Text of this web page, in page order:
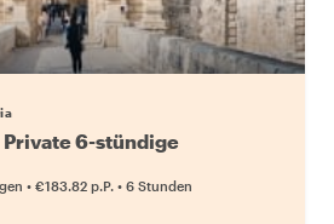
6-stündige
• €183.82 p.P. • 6 Stunden